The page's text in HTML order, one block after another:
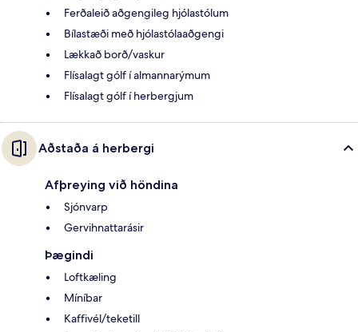
Ferðaleið aðgengileg hjólastólum
Bílastæði með hjólastólaaðgengi
Lækkað borð/vaskur
Flísalagt gólf í almannarýmum
Flísalagt gólf í herbergjum
Aðstaða á herbergi
Afþreying við höndina
Sjónvarp
Gervihnattarásir
Þægindi
Loftkæling
Míníbar
Kaffivél/teketill